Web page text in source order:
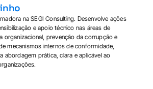
na SEGI Consulting. Desenvolve ações
e apoio técnico nas áreas de
organizacional, prevenção da corrupção e
mecanismos internos de conformidade,
abordagem prática, clara e aplicável ao